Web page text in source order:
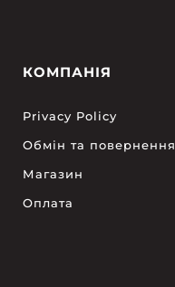
КОМПАНІЯ
Privacy Policy
Обмін та повернення
Магазин
Оплата